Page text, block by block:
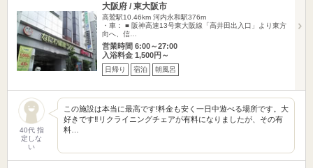
大阪府 / 東大阪市
高鷲駅10.46km 河内永和駅376m
・車： ■ 阪神高速13号東大阪線「高井田出入口」より東方
向へ、信…
営業時間 6:00～27:00
入浴料金 1,500円～
日帰り 宿泊 朝風呂
40代 指
定しな
い
この施設は本当に最高です!料金も安く一日中遊べる場所です。大
好きです‼︎リクライニングチェアが有料になりましたが、その有
料…